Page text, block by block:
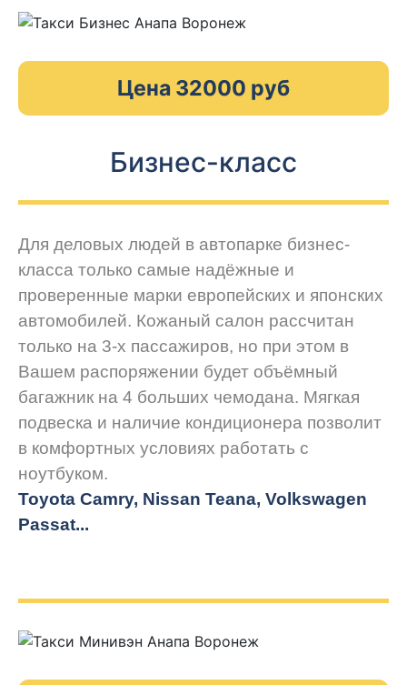
Цена 32000 руб
Бизнес-класс
Для деловых людей в автопарке бизнес-
класса только самые надёжные и
проверенные марки европейских и японских
автомобилей. Кожаный салон рассчитан
только на 3-х пассажиров, но при этом в
Вашем распоряжении будет объёмный
багажник на 4 больших чемодана. Мягкая
подвеска и наличие кондиционера позволит
в комфортных условиях работать с
ноутбуком.
Toyota Camry, Nissan Teana, Volkswagen
Passat...